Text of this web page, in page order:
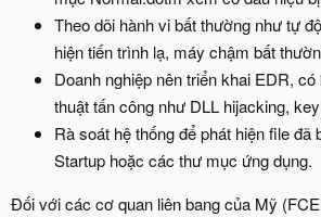
Theo dõi hành vi bất thường như tự
hiện tiến trình lạ, máy chậm bất
Doanh nghiệp nên triển khai EDR,
thuật tấn công như DLL hijacking,
Rà soát hệ thống để phát hiện file đã
Startup hoặc các thư mục ứng dụng.
Đối với các cơ quan liên bang của Mỹ